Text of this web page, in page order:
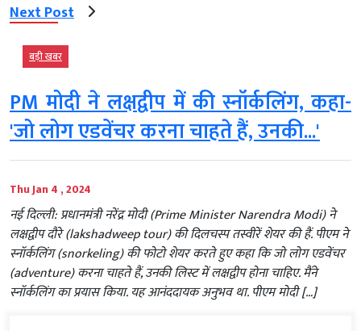
Next Post
बड़ी खबर
PM मोदी ने लक्षद्वीप में की स्नॉर्कलिंग, कहा-
'जो लोग एडवेंचर करना चाहते हैं, उनकी...'
Thu Jan 4 , 2024
नई दिल्ली: प्रधानमंत्री नरेंद्र मोदी (Prime Minister Narendra Modi) ने
लक्षद्वीप दौरे (lakshadweep tour) की दिलचस्प तस्वीरें शेयर की हैं. पीएम ने
स्नॉर्कलिंग (snorkeling) की फोटो शेयर करते हुए कहा कि जो लोग एडवेंचर
(adventure) करना चाहते हैं, उनकी लिस्ट में लक्षद्वीप होना चाहिए. मैंने
स्नॉर्कलिंग का प्रयास किया. यह आनंददायक अनुभव था. पीएम मोदी […]